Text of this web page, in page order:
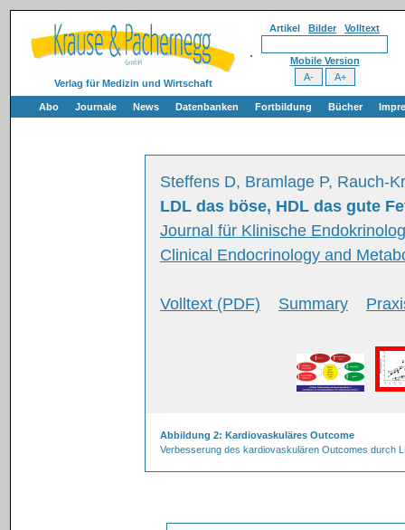
Verlag für Medizin und Wirtschaft
Artikel Bilder Volltext
Mobile Version
Abo Journale News Datenbanken Fortbildung Bücher
Steffens D, Bramlage P, Rauch-
LDL das böse, HDL das gute
Journal für Klinische
Clinical Endocrinology and
Volltext (PDF) Summary
Abbildung 2: Kardiovaskuläres Outcome
Verbesserung des kardiovaskulären Outcomes durch